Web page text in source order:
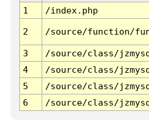
1
/index.php
2 /source/function/
3 /source/class/
4
/source/class/
5
/source/class/
6
/source/class/